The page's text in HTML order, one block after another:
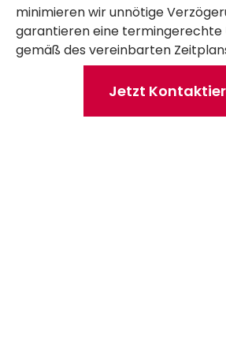
minimieren wir unnötige
garantieren eine termingerechte
gemäß des vereinbarten
Jetzt